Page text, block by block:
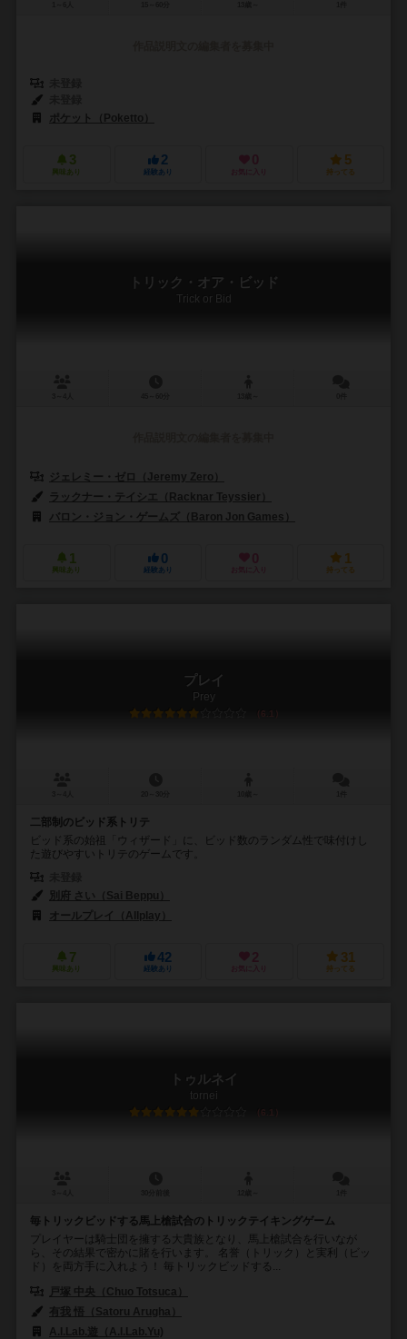
ポケット（Poketto）
3
興味あり
2
経験あり
0
お気に入り
5
持ってる
トリック・オア・ビッド
Trick or Bid
ジェレミー・ゼロ（Jeremy Zero）
ラックナー・テイシエ（Racknar Teyssier）
バロン・ジョン・ゲームズ（Baron Jon Games）
1
興味あり
0
経験あり
0
お気に入り
1
持ってる
プレイ
Prey
6.1
二部制のビッド系トリテ
ビッド系の始祖「ウィザード」に、ビッド数のランダム性で味付けし
た遊びやすいトリテのゲームです。
別府 さい（Sai Beppu）
オールプレイ（Allplay）
7
興味あり
42
経験あり
2
お気に入り
31
持ってる
トゥルネイ
tornei
6.1
毎トリックビッドする馬上槍試合のトリックテイキングゲーム
プレイヤーは騎士団を擁する大貴族となり、馬上槍試合を行いなが
ら、その結果で密かに賭を行います。 名誉（トリック）と実利（ビッ
ド）を両方手に入れよう！ 毎トリックビッドする...
戸塚 中央（Chuo Totsuca）
有我 悟（Satoru Arugha）
A.I.Lab.遊（A.I.Lab.Yu)